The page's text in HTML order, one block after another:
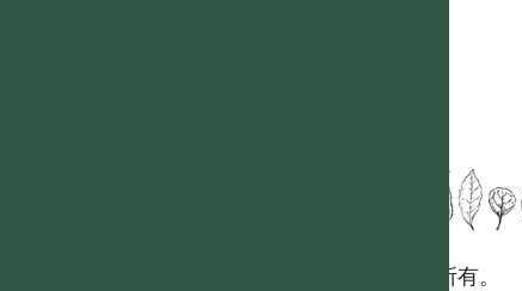
國立台灣大學生態學與演化生物學研究所 版權所有。